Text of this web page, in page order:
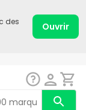
des
Ouvrir